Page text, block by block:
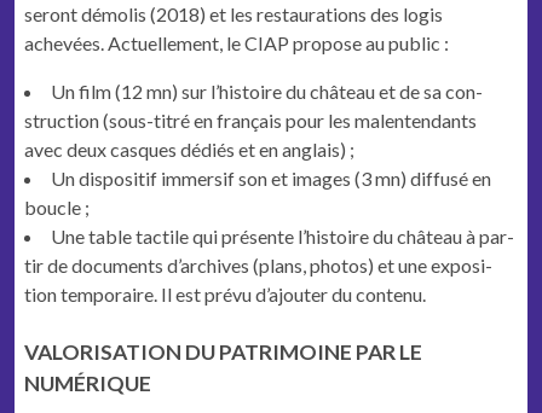
seront démo­lis (2018) et les restau­ra­tions des logis
achevées. Actuelle­ment, le CIAP pro­pose au public :
Un film (12 mn) sur l’histoire du château et de sa con­
struc­tion (sous-titré en français pour les malen­ten­dants
avec deux casques dédiés et en anglais) ;
Un dis­posi­tif immer­sif son et images (3 mn) dif­fusé en
boucle ;
Une table tac­tile qui présente l’histoire du château à par­
tir de doc­u­ments d’archives (plans, pho­tos) et une expo­si­
tion tem­po­raire. Il est prévu d’ajouter du contenu.
VALORISATION DU PATRIMOINE PAR LE
NUMÉRIQUE